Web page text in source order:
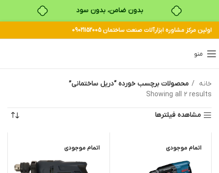
بدون ضامن، بدون سود
خرید قسطی با ترب‌پی
اولین مرکز مشاوره ابزارآلات صنعت ساختمان 09021152005
منو
خانه
محصولات برچسب خورده “دریل ساختمانی”
Showing all 2 results
مشاهده فیلترها
اتمام موجودی اتمام موجودی